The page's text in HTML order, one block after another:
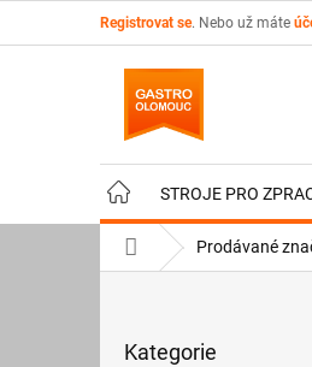
Registrovat se. Nebo už máte
STROJE PRO
Domů Prodávané
kategorie
Kategorie